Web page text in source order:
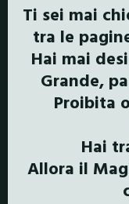
Ti sei mai
tra le
Hai mai
Grande,
Proibita
Hai
Allora il